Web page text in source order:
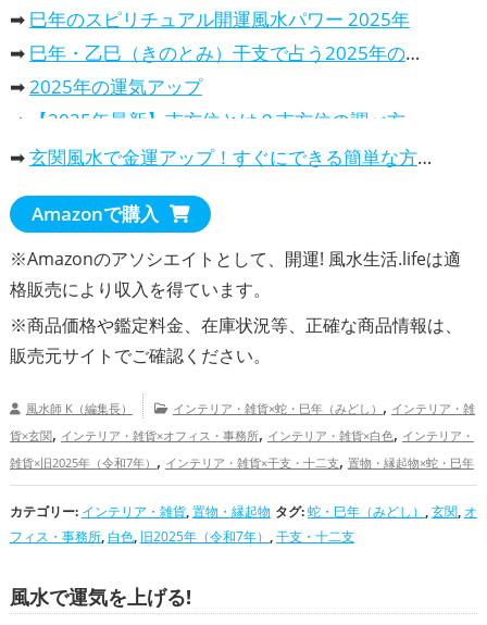
➡ 巳年のスピリチュアル開運風水パワー 2025年
➡ 巳年・乙巳（きのとみ）干支で占う2025年の運勢は、どんな一年？
➡2025年の運気アップ
➡
【2025年最新】吉方位とは？吉方位の調べ方や吉報旅行先での過ごし方を解説
➡2025年の開運カレンダー！風水で選ぶ、おすすめランキング
・
パワースポット・カレンダー2025年、開運効果抜群！
・2025年の吉日や最強開運日が分かる暦のカレンダー
・2025年の金運を上げる！選ぶべき開運カレンダー
➡玄関風水で金運アップ！すぐにできる簡単な方法
Amazonで購入
※Amazonのアソシエイトとして、開運! 風水生活.lifeは適
格販売により収入を得ています。
※商品価格や鑑定料金、在庫状況等、正確な商品情報は、
販売元サイトでご確認ください。
風水師 K（編集長） インテリア・雑貨×蛇・巳年（みどし） , インテリア・雑
貨×玄関, インテリア・雑貨×オフィス・事務所, インテリア・雑貨×白色, インテリア・
雑貨×旧2025年（令和7年） , インテリア・雑貨×干支・十二支, 置物・縁起物×蛇・巳年
（みどし）,置物・縁起物×玄関,置物・縁起物×オフィス・事務所,置物・縁起物×白
色,置物・縁起物×旧2025年（令和7年）,置物・縁起物×干支・十二支
蛇・巳年
（みどし）の開運グッズ,玄関の開運グッズ,オフィス・事務所の開運グッズ
アップ,仕事運アップ, 健康運アップ
カテゴリー: インテリア・雑貨,置物・縁起物 タグ:蛇・巳年（みどし） ,玄関, オ
フィス・事務所,白色, 旧2025年（令和7年） ,干支・十二支
風水で運気を上げる!